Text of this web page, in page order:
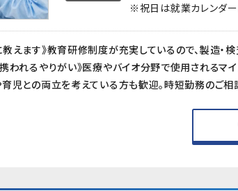
※祝日は就業カレンダー